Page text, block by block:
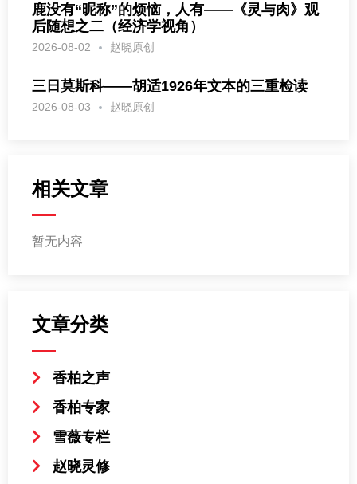
鹿没有“昵称”的烦恼，人有——《灵与肉》观
后随想之二（经济学视角）
2026-08-02 赵晓原创
三日莫斯科——胡适1926年文本的三重检读
2026-08-03 赵晓原创
相关文章
暂无内容
文章分类
香柏之声
香柏专家
雪薇专栏
赵晓灵修